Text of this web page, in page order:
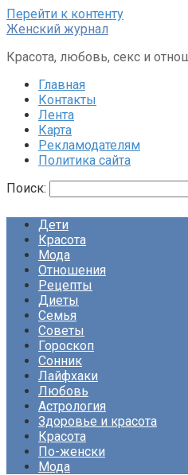
Перейти к контенту
Женский журнал
Красота, любовь, секс и
Главная
Контакты
Лента
Карта
Рекламодателям
Политика сайта
Поиск:
Дети
Красота
Мода
Отношения
Рецепты
Диеты
Семья
Советы
Гороскоп
Сонник
Лайфхаки
Любовь
Астрология
Здоровье и красота
Красота
По-женски
Мода